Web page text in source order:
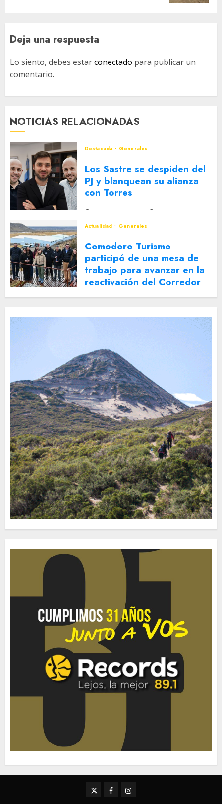
Deja una respuesta
Lo siento, debes estarconectado para publicar un
comentario.
NOTICIAS RELACIONADAS
Destacada Generales
Los Sastre se despiden del
PJ y blanquean su alianza
con Torres
Actualidad
Generales
Comodoro Turismo
participó de una mesa de
trabajo para avanzar en la
reactivación del Corredor
Turístico Integrado
TwitterFacebookInstagram